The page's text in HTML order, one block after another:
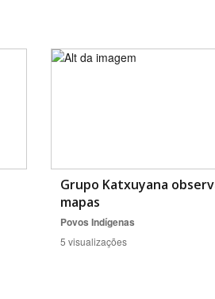
Grupo Katxuyana
mapas
Povos Indígenas
5 visualizações